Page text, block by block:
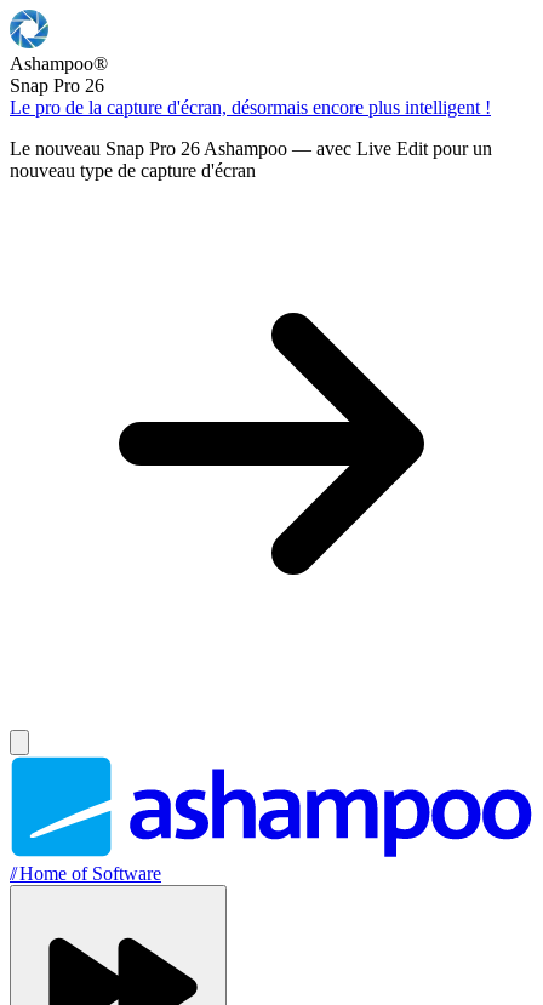
Ashampoo®
Snap Pro 26
Le pro de la capture d'écran, désormais encore plus intelligent !
Le nouveau Snap Pro 26 Ashampoo — avec Live Edit pour un
nouveau type de capture d'écran
//Home of Software